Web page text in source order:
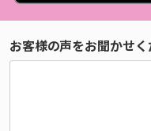
お客様の声をお聞かせく